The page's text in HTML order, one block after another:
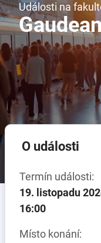
Události na
O události
Termín události:
19. listopadu
16:00
Místo konání: